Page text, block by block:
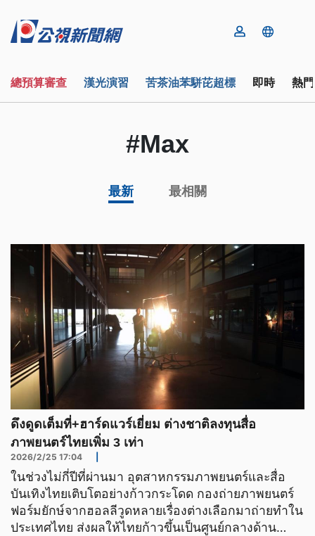
總預算審查 漢光演習 苦茶油苯駢芘超標 即時 熱
#Max
最新 最相關
ดึงดูดเต็มที่+ฮาร์ดแวร์เยี่ยม ต่างชาติลงทุนสื่อ
ภาพยนตร์ไทยเพิ่ม 3 เท่า
2026/2/25 17:04
ในช่วงไม่กี่ปีที่ผ่านมา อุตสาหกรรมภาพยนตร์และสื่อ
บันเทิงไทยเติบโตอย่างก้าวกระโดด กองถ่ายภาพยนตร์
ฟอร์มยักษ์จากฮอลลีวูดหลายเรื่องต่างเลือกมาถ่ายทำใน
ประเทศไทย ส่งผลให้ไทยก้าวขึ้นเป็นศูนย์กลางด้าน